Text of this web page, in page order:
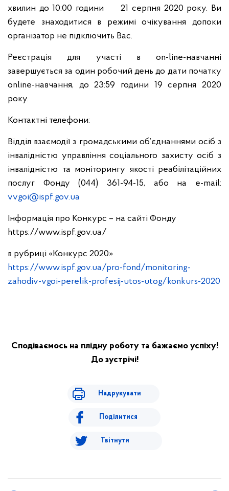
хвилин до 10:00 години 21 серпня 2020 року. Ви
будете знаходитися в режимі очікування допоки
організатор не підключить Вас.
Реєстрація для участі в on-line-навчанні
завершується за один робочий день до дати початку
online-навчання, до 23:59 години 19 серпня 2020
року.
Контактні телефони:
Відділ взаємодії з громадськими об’єднаннями осіб з
інвалідністю управління соціального захисту осіб з
інвалідністю та моніторингу якості реабілітаційних
послуг Фонду (044) 361-94-15, або на е-mail:
vvgoi@ispf.gov.ua
Інформація про Конкурс – на сайті Фонду
https://www.ispf.gov.ua/
в рубриці «Конкурс 2020»
https://www.ispf.gov.ua/pro-fond/monitoring-
zahodiv-vgoi-perelik-profesij-utos-utog/konkurs-2020
Сподіваємось на плідну роботу та бажаємо успіху!
До зустрічі!
Надрукувати
Поділитися
Твітнути